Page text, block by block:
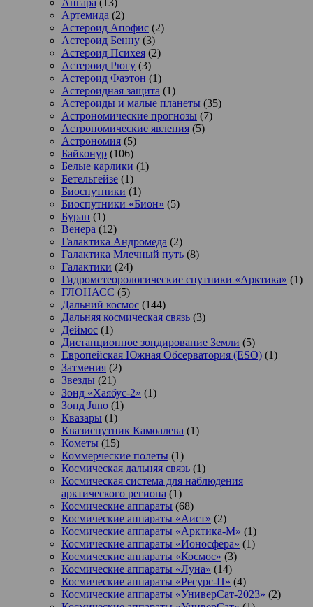
Артемида (2)
Астероид Апофис (2)
Астероид Бенну (3)
Астероид Психея (2)
Астероид Рюгу (3)
Астероид Фаэтон (1)
Астероидная защита (1)
Астероиды и малые планеты (35)
Астрономические прогнозы (7)
Астрономические явления (5)
Астрономия (5)
Байконур (106)
Белые карлики (1)
Бетельгейзе (1)
Биоспутники (1)
Биоспутники «Бион» (5)
Буран (1)
Венера (12)
Галактика Андромеда (2)
Галактика Млечный путь (8)
Галактики (24)
Гидрометеорологические спутники «Арктика» (1)
ГЛОНАСС (5)
Дальний космос (144)
Дальняя космическая связь (3)
Деймос (1)
Дистанционное зондирование Земли (5)
Европейская Южная Обсерватория (ESO) (1)
Затмения (2)
Звезды (21)
Зонд «Хаябус-2» (1)
Зонд Juno (1)
Квазары (1)
Квазиспутник Камоалева (1)
Кометы (15)
Коммерческие полеты (1)
Космическая дальняя связь (1)
Космическая система для наблюдения
арктического региона (1)
Космические аппараты (68)
Космические аппараты «Аист» (2)
Космические аппараты «Арктика-М» (1)
Космические аппараты «Ионосфера» (1)
Космические аппараты «Космос» (3)
Космические аппараты «Луна» (14)
Космические аппараты «Ресурс-П» (4)
Космические аппараты «УниверСат-2023» (2)